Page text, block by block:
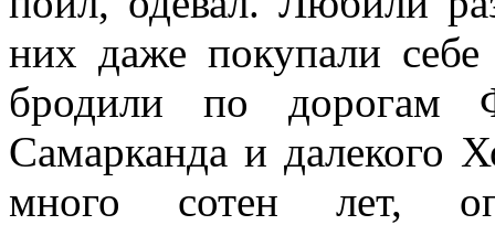
них даже покупали
бродили по дорогам
Самарканда и далекого
много сотен лет,